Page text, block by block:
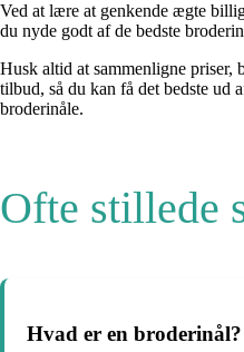
Ved at lære at genkende ægte
du nyde godt af de bedste
Husk altid at sammenligne priser,
tilbud, så du kan få det bedste ud
broderinåle.
Ofte stillede
Hvad er en broderinål?